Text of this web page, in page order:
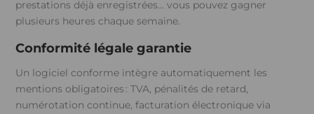
prestations déjà enregistrées… vous pouvez gagner
plusieurs heures chaque semaine.
Conformité légale garantie
Un logiciel conforme intègre automatiquement les
mentions obligatoires : TVA, pénalités de retard,
numérotation continue, facturation électronique via